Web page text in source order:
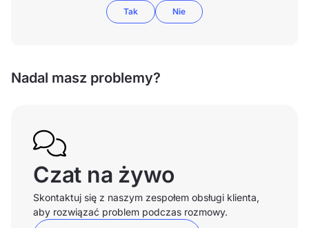
Tak Nie
Nadal masz problemy?
Czat na żywo
Skontaktuj się z naszym zespołem obsługi klienta,
aby rozwiązać problem podczas rozmowy.